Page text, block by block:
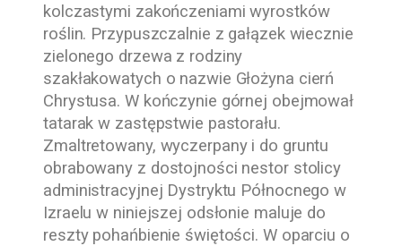
kolczastymi zakończeniami wyrostków
roślin. Przypuszczalnie z gałązek wiecznie
zielonego drzewa z rodziny
szakłakowatych o nazwie Głożyna cierń
Chrystusa. W kończynie górnej obejmował
tatarak w zastępstwie pastorału.
Zmaltretowany, wyczerpany i do gruntu
obrabowany z dostojności nestor stolicy
administracyjnej Dystryktu Północnego w
Izraelu w niniejszej odsłonie maluje do
reszty pohańbienie świętości. W oparciu o